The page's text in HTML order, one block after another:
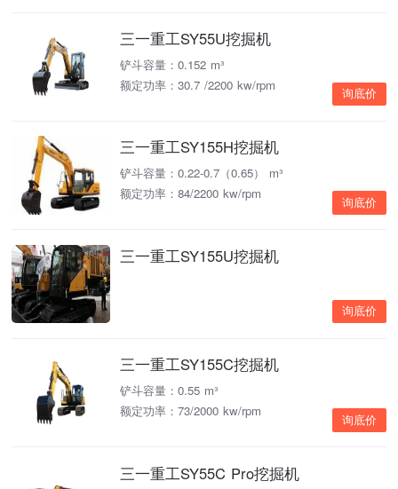
三一重工SY55U挖掘机
铲斗容量：0.152 m³
额定功率：30.7 /2200 kw/rpm
询底价
三一重工SY155H挖掘机
铲斗容量：0.22-0.7（0.65） m³
额定功率：84/2200 kw/rpm
询底价
三一重工SY155U挖掘机
询底价
三一重工SY155C挖掘机
铲斗容量：0.55 m³
额定功率：73/2000 kw/rpm
询底价
三一重工SY55C Pro挖掘机